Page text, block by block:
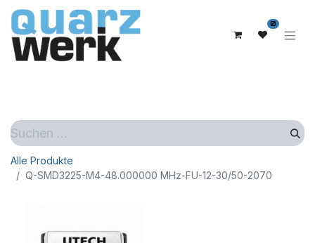
0
Alle Produkte
Q-SMD3225-M4-48.000000 MHz-FU-12-30/50-2070